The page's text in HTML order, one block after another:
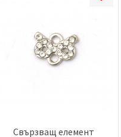
Свързващ елемент